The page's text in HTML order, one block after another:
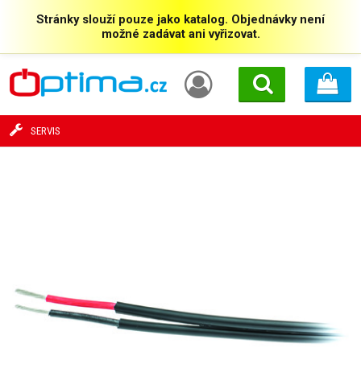
Stránky slouží pouze jako katalog. Objednávky není
možné zadávat ani vyřizovat.
SERVIS